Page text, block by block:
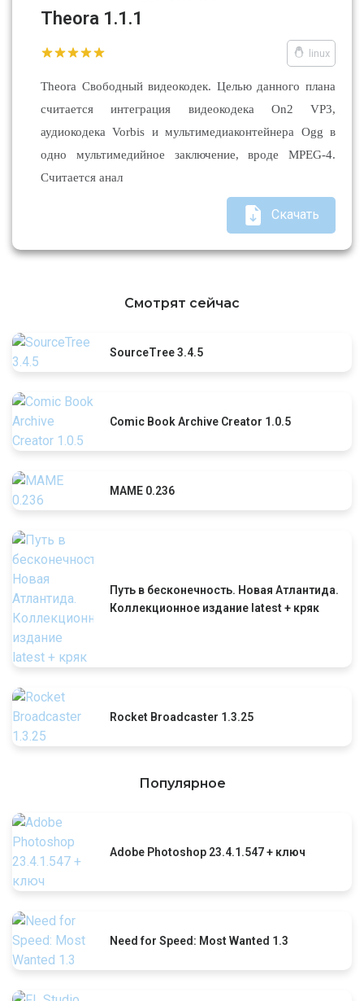
Theora 1.1.1
linux
Theora Cвободный видеокодек. Целью данного плана
считается интеграция видеокодека On2 VP3,
аудиокодека Vorbis и мультимедиаконтейнера Ogg в
одно мультимедийное заключение, вроде MPEG-4.
Считается анал
Скачать
Смотрят сейчас
SourceTree 3.4.5
Comic Book Archive Creator 1.0.5
MAME 0.236
Путь в бесконечность. Новая Атлантида.
Коллекционное издание latest + кряк
Rocket Broadcaster 1.3.25
Популярное
Adobe Photoshop 23.4.1.547 + ключ
Need for Speed: Most Wanted 1.3